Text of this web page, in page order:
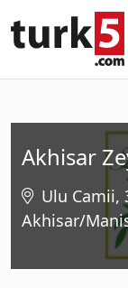
Akhisar
Ulu Camii,
Akhisar/